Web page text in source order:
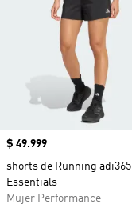
Precio
$ 49.999
shorts de Running adi365
Essentials
Mujer Performance